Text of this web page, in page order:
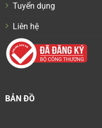
Tuyển dụng
Liên hệ
BẢN ĐỒ